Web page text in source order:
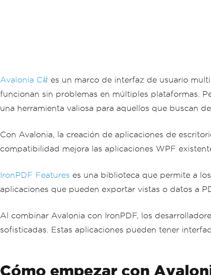
Avalonia C# es un marco de interfaz de usuario
funcionan sin problemas en múltiples plataformas.
una herramienta valiosa para aquellos que buscan
Con Avalonia, la creación de aplicaciones de
compatibilidad mejora las aplicaciones WPF
IronPDF Features es una biblioteca que permite a
aplicaciones que pueden exportar vistas o datos a
Al combinar Avalonia con IronPDF, los
sofisticadas. Estas aplicaciones pueden tener
Cómo empezar con